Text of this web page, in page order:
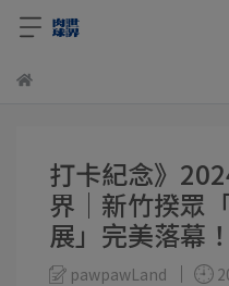
打卡紀念》
界│新竹揆眾
展」完美落幕！
pawpawLand